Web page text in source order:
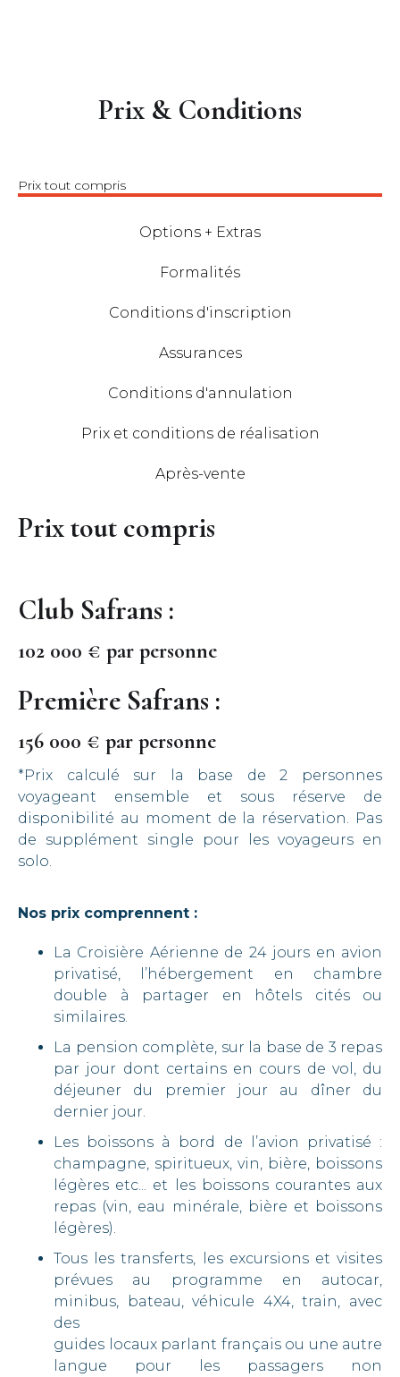
Prix & Conditions
Prix tout compris
Options + Extras
Formalités
Conditions d'inscription
Assurances
Conditions d'annulation
Prix et conditions de réalisation
Après-vente
Prix tout compris
Club Safrans :
102 000 € par personne
Première Safrans :
156 000 € par personne
*Prix calculé sur la base de 2 personnes
voyageant ensemble et sous réserve de
disponibilité au moment de la réservation. Pas
de supplément single pour les voyageurs en
solo.
Nos prix comprennent :
La Croisière Aérienne de 24 jours en avion
privatisé, l’hébergement en chambre
double à partager en hôtels cités ou
similaires.
La pension complète, sur la base de 3 repas
par jour dont certains en cours de vol, du
déjeuner du premier jour au dîner du
dernier jour.
Les boissons à bord de l’avion privatisé :
champagne, spiritueux, vin, bière, boissons
légères etc... et les boissons courantes aux
repas (vin, eau minérale, bière et boissons
légères).
Tous les transferts, les excursions et visites
prévues au programme en autocar,
minibus, bateau, véhicule 4X4, train, avec
des
guides locaux parlant français ou une autre
langue pour les passagers non